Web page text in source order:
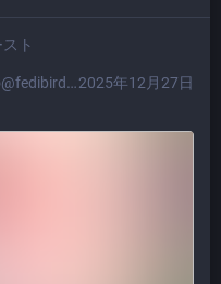
ト
2025年12月27日